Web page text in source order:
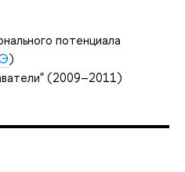
потенциала
)
(2009–2011)